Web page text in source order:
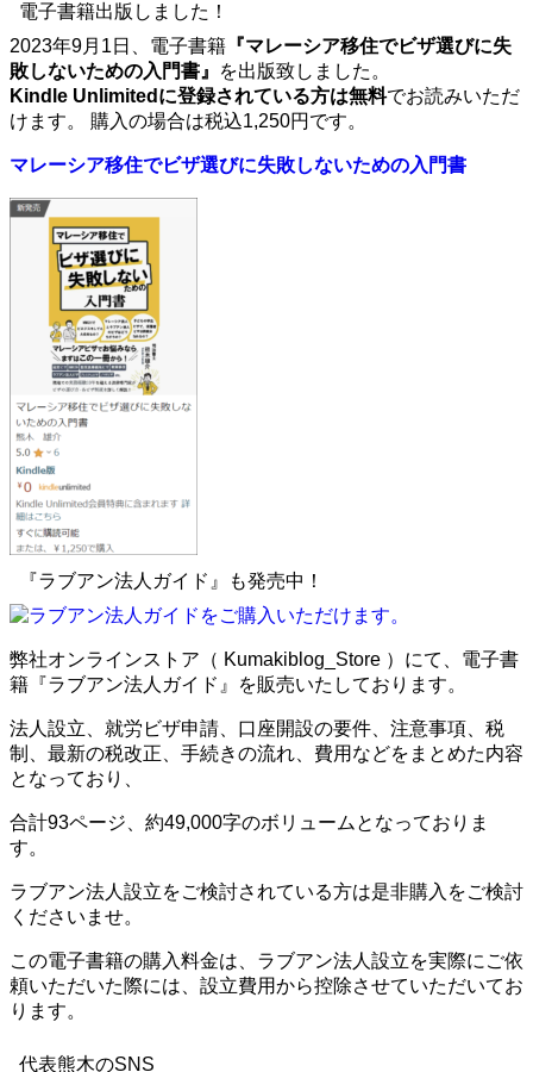
電子書籍出版しました！
2023年9月1日、電子書籍 『マレーシア移住でビザ選びに失
敗しないための入門書』
を出版致しました。
Kindle Unlimitedに登録されている方は無料でお読みいただ
けます。 購入の場合は税込1,250円です。
マレーシア移住でビザ選びに失敗しないための入門書
『ラブアン法人ガイド』も発売中！
弊社オンラインストア（ Kumakiblog_Store ）にて、電子書
籍『ラブアン法人ガイド』を販売いたしております。
法人設立、就労ビザ申請、口座開設の要件、注意事項、税
制、最新の税改正、手続きの流れ、費用などをまとめた内容
となっており、
合計93ページ、約49,000字のボリュームとなっておりま
す。
ラブアン法人設立をご検討されている方は是非購入をご検討
くださいませ。
この電子書籍の購入料金は、ラブアン法人設立を実際にご依
頼いただいた際には、設立費用から控除させていただいてお
ります。
代表熊木のSNS